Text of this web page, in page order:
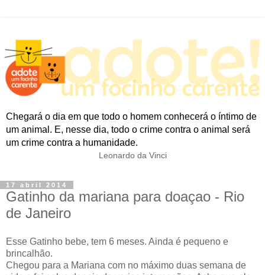
Chegará o dia em que todo o homem conhecerá o íntimo de
um animal. E, nesse dia, todo o crime contra o animal será
um crime contra a humanidade.
Leonardo da Vinci
17 abril 2014
Gatinho da mariana para doaçao - Rio
de Janeiro
Esse Gatinho bebe, tem 6 meses. Ainda é pequeno e
brincalhão.
Chegou para a Mariana com no máximo duas semana de